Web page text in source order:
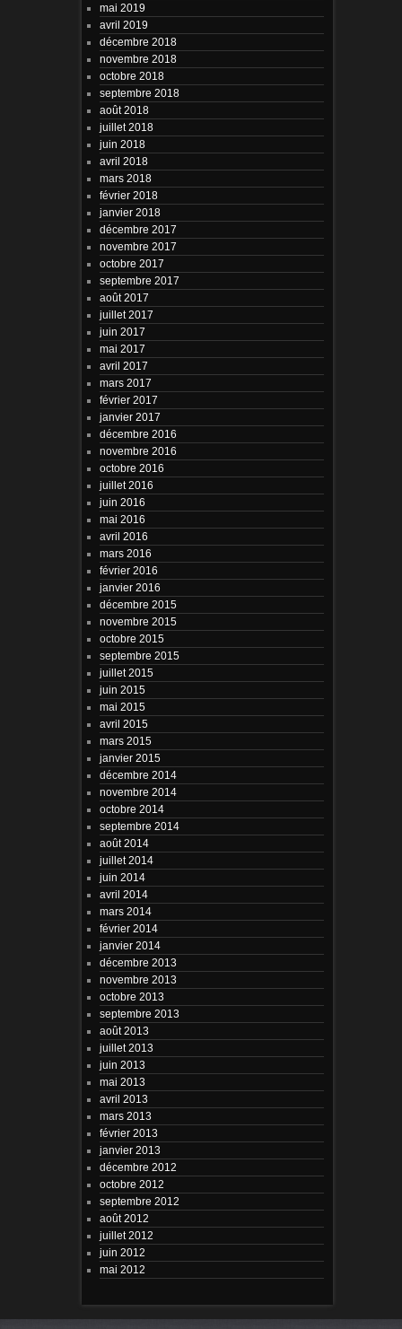
mai 2019
avril 2019
décembre 2018
novembre 2018
octobre 2018
septembre 2018
août 2018
juillet 2018
juin 2018
avril 2018
mars 2018
février 2018
janvier 2018
décembre 2017
novembre 2017
octobre 2017
septembre 2017
août 2017
juillet 2017
juin 2017
mai 2017
avril 2017
mars 2017
février 2017
janvier 2017
décembre 2016
novembre 2016
octobre 2016
juillet 2016
juin 2016
mai 2016
avril 2016
mars 2016
février 2016
janvier 2016
décembre 2015
novembre 2015
octobre 2015
septembre 2015
juillet 2015
juin 2015
mai 2015
avril 2015
mars 2015
janvier 2015
décembre 2014
novembre 2014
octobre 2014
septembre 2014
août 2014
juillet 2014
juin 2014
avril 2014
mars 2014
février 2014
janvier 2014
décembre 2013
novembre 2013
octobre 2013
septembre 2013
août 2013
juillet 2013
juin 2013
mai 2013
avril 2013
mars 2013
février 2013
janvier 2013
décembre 2012
octobre 2012
septembre 2012
août 2012
juillet 2012
juin 2012
mai 2012